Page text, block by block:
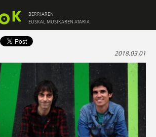
BERRIAREN
EUSKAL MUSIKAREN ATARIA
2018.03.01